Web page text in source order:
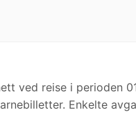
ved reise i perioden
Enkelte